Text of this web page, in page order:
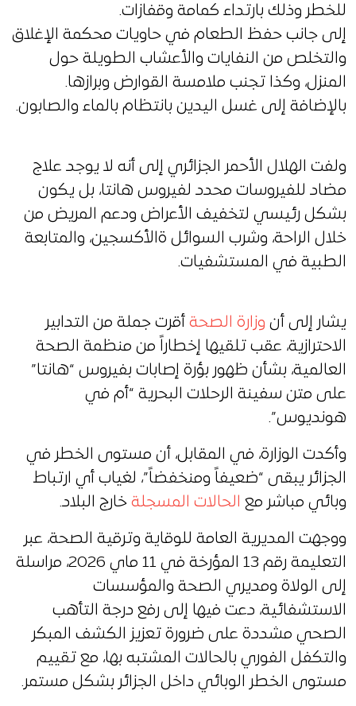
للخطر وذلك بارتداء كمامة وقفازات.
إلى جانب حفظ الطعام في حاويات محكمة الإغلاق
والتخلص من النفايات والأعشاب الطويلة حول
المنزل، وكذا تجنب ملامسة القوارض وبرازها.
بالإضافة إلى غسل اليدين بانتظام بالماء والصابون.
ولفت الهلال الأحمر الجزائري إلى أنه لا يوجد علاج
مضاد للفيروسات محدد لفيروس هانتا، بل يكون
بشكل رئيسي لتخفيف الأعراض ودعم المريض من
خلال الراحة، وشرب السوائل ةالأكسجين، والمتابعة
الطبية في المستشفيات.
يشار إلى أن وزارة الصحة أقرت جملة من التدابير
الاحترازية، عقب تلقيها إخطاراً من منظمة الصحة
العالمية، بشأن ظهور بؤرة إصابات بفيروس “هانتا”
على متن سفينة الرحلات البحرية “أم في
هونديوس”.
وأكدت الوزارة، في المقابل، أن مستوى الخطر في
الجزائر يبقى “ضعيفاً ومنخفضاً”، لغياب أي ارتباط
وبائي مباشر مع الحالات المسجلة خارج البلاد.
ووجهت المديرية العامة للوقاية وترقية الصحة، عبر
التعليمة رقم 13 المؤرخة في 11 ماي 2026، مراسلة
إلى الولاة ومديري الصحة والمؤسسات
الاستشفائية، دعت فيها إلى رفع درجة التأهب
الصحي مشددة على ضرورة تعزيز الكشف المبكر
والتكفل الفوري بالحالات المشتبه بها، مع تقييم
مستوى الخطر الوبائي داخل الجزائر بشكل مستمر.